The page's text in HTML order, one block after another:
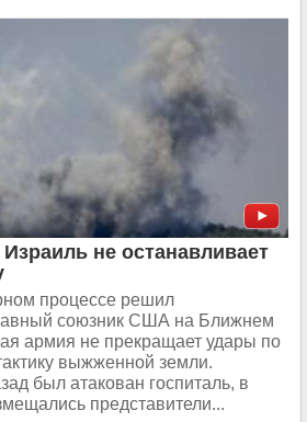
не останавливает
процессе решил
союзник США на Ближнем
армия не прекращает удары по
выжженной земли.
был атакован госпиталь, в
представители...